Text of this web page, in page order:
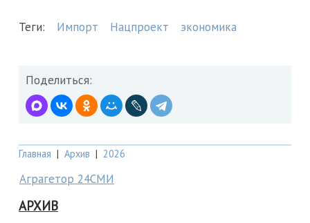
Теги: Импорт Нацпроект экономика
Поделиться:
Главная | Архив | 2026
Аграгетор 24СМИ
АРХИВ